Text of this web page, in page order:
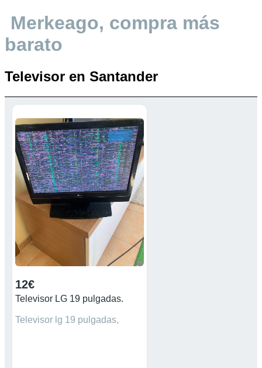
Merkeago, compra más
barato
Televisor en Santander
12€
Televisor LG 19 pulgadas.
Televisor lg 19 pulgadas,